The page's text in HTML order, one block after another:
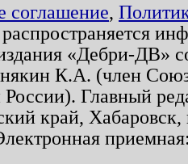
соглашение,
«Дебри-ДВ»
К.А. (член
России). Главный
край,